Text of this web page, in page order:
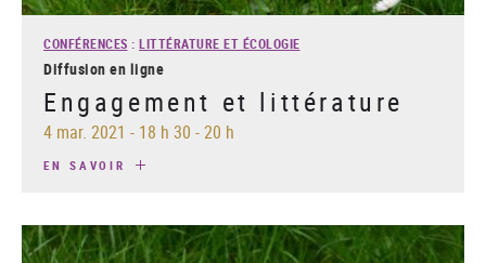
CONFÉRENCES : LITTÉRATURE ET ÉCOLOGIE
Diffusion en ligne
Engagement et littérature
4 mar. 2021 - 18 h 30 - 20 h
EN SAVOIR